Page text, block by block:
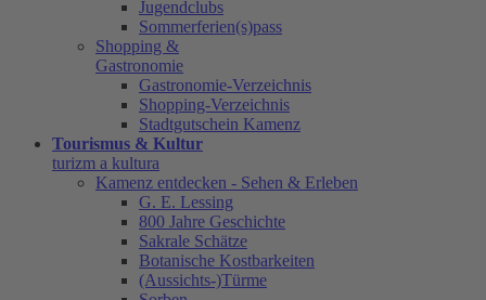
Jugendclubs
Sommerferien(s)pass
Shopping &
Gastronomie
Gastronomie-Verzeichnis
Shopping-Verzeichnis
Stadtgutschein Kamenz
Tourismus & Kultur
turizm a kultura
Kamenz entdecken - Sehen & Erleben
G. E. Lessing
800 Jahre Geschichte
Sakrale Schätze
Botanische Kostbarkeiten
(Aussichts-)Türme